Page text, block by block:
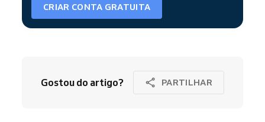
CRIAR CONTA GRATUITA
Gostou do artigo? PARTILHAR